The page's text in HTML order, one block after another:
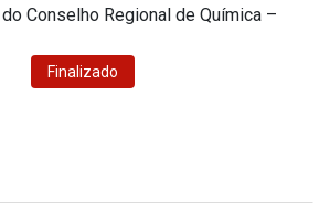
Conselho Regional de Química –
Finalizado